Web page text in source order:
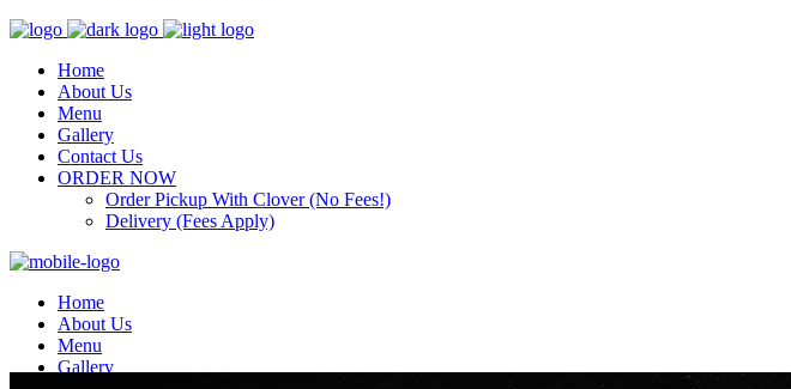
Home
About Us
Menu
Gallery
Contact Us
ORDER NOW
Order Pickup With Clover (No Fees!)
Delivery (Fees Apply)
Home
About Us
Menu
Gallery